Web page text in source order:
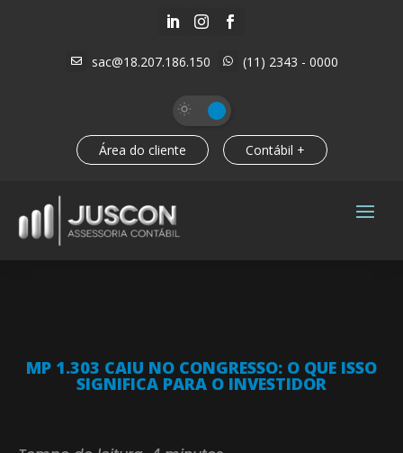
  
 sac@18.207.186.150  (11) 2343 - 0000
Área do cliente Contábil +
MP 1.303 CAIU NO CONGRESSO: O QUE ISSO
SIGNIFICA PARA O INVESTIDOR